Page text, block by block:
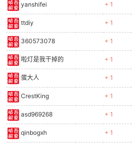
jie.
yanshifei + 1
ttdiy + 1
360573078 + 1
啦灯是我干掉的 + 1
蛋大人 + 1
CrestKing + 1
asd969268 + 1
qinbogxh + 1